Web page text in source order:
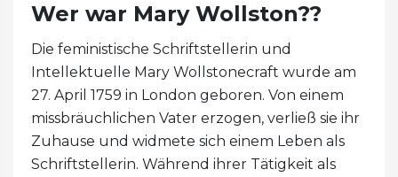
Wer war Mary Wollston??
Die feministische Schriftstellerin und
Intellektuelle Mary Wollstonecraft wurde am
27. April 1759 in London geboren. Von einem
missbräuchlichen Vater erzogen, verließ sie ihr
Zuhause und widmete sich einem Leben als
Schriftstellerin. Während ihrer Tätigkeit als